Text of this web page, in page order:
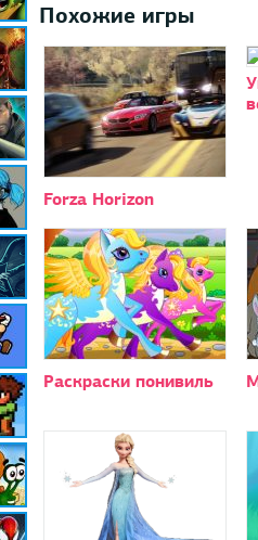
Похожие игры
Forza Horizon
Раскраски понивиль